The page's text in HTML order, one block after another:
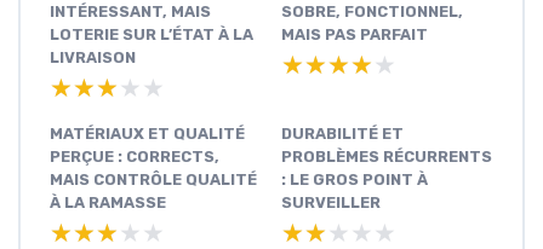
INTÉRESSANT, MAIS
LOTERIE SUR L’ÉTAT À LA
LIVRAISON
★★★★★
★★★★★
SOBRE, FONCTIONNEL,
MAIS PAS PARFAIT
★★★★★
★★★★★
MATÉRIAUX ET QUALITÉ
PERÇUE : CORRECTS,
MAIS CONTRÔLE QUALITÉ
À LA RAMASSE
★★★★★
★★★★★
DURABILITÉ ET
PROBLÈMES RÉCURRENTS
: LE GROS POINT À
SURVEILLER
★★★★★
★★★★★